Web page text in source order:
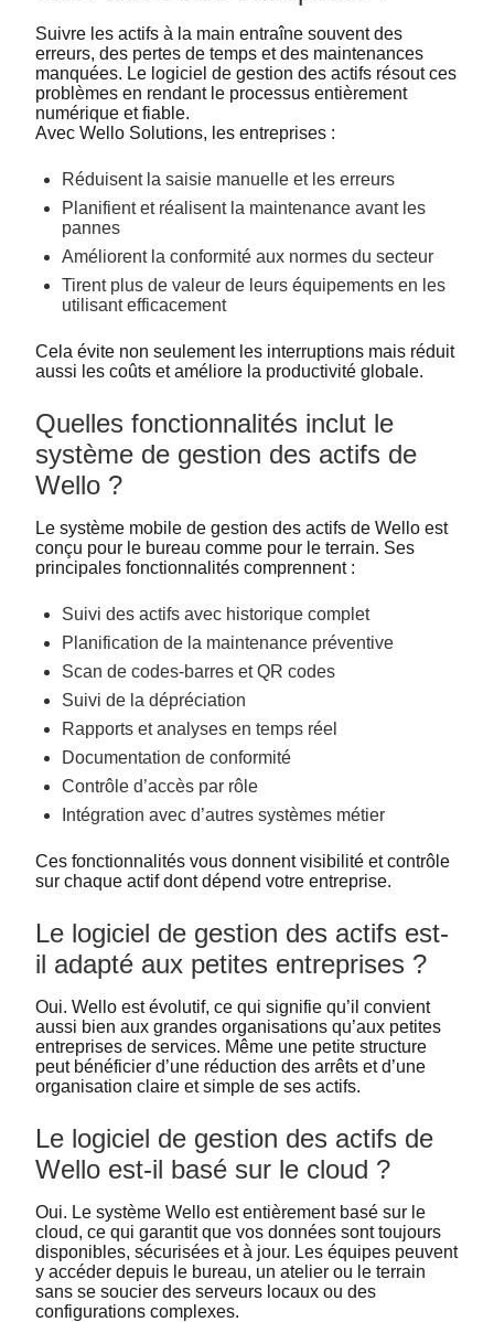
Suivre les actifs à la main entraîne souvent des
erreurs, des pertes de temps et des maintenances
manquées. Le logiciel de gestion des actifs résout ces
problèmes en rendant le processus entièrement
numérique et fiable.
Avec Wello Solutions, les entreprises :
Réduisent la saisie manuelle et les erreurs
Planifient et réalisent la maintenance avant les
pannes
Améliorent la conformité aux normes du secteur
Tirent plus de valeur de leurs équipements en les
utilisant efficacement
Cela évite non seulement les interruptions mais réduit
aussi les coûts et améliore la productivité globale.
Quelles fonctionnalités inclut le
système de gestion des actifs de
Wello ?
Le système mobile de gestion des actifs de Wello est
conçu pour le bureau comme pour le terrain. Ses
principales fonctionnalités comprennent :
Suivi des actifs avec historique complet
Planification de la maintenance préventive
Scan de codes-barres et QR codes
Suivi de la dépréciation
Rapports et analyses en temps réel
Documentation de conformité
Contrôle d’accès par rôle
Intégration avec d’autres systèmes métier
Ces fonctionnalités vous donnent visibilité et contrôle
sur chaque actif dont dépend votre entreprise.
Le logiciel de gestion des actifs est-
il adapté aux petites entreprises ?
Oui. Wello est évolutif, ce qui signifie qu’il convient
aussi bien aux grandes organisations qu’aux petites
entreprises de services. Même une petite structure
peut bénéficier d’une réduction des arrêts et d’une
organisation claire et simple de ses actifs.
Le logiciel de gestion des actifs de
Wello est-il basé sur le cloud ?
Oui. Le système Wello est entièrement basé sur le
cloud, ce qui garantit que vos données sont toujours
disponibles, sécurisées et à jour. Les équipes peuvent
y accéder depuis le bureau, un atelier ou le terrain
sans se soucier des serveurs locaux ou des
configurations complexes.